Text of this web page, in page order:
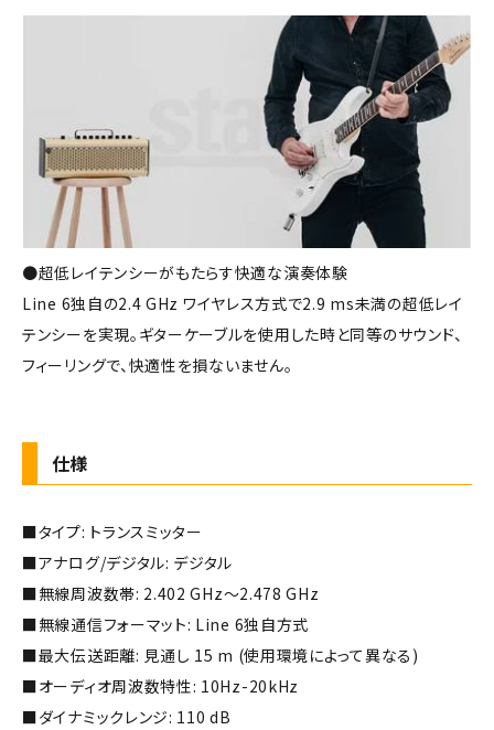
●超低レイテンシーがもたらす快適な演奏体験
Line 6独自の2.4 GHz ワイヤレス方式で2.9 ms未満の超低レイ
テンシーを実現。ギターケーブルを使用した時と同等のサウンド、
フィーリングで、快適性を損ないません。
仕様
■タイプ: トランスミッター
■アナログ/デジタル: デジタル
■無線周波数帯: 2.402 GHz～2.478 GHz
■無線通信フォーマット: Line 6独自方式
■最大伝送距離: 見通し 15 m (使用環境によって異なる)
■オーディオ周波数特性: 10Hz-20kHz
■ダイナミックレンジ: 110 dB